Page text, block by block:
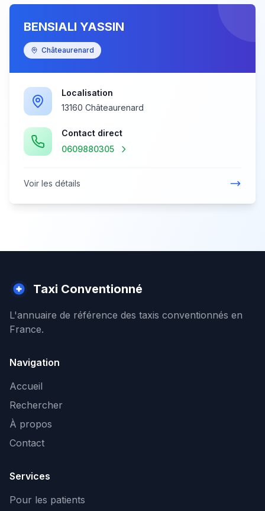
BENSIALI YASSIN
Châteaurenard
Localisation
13160 Châteaurenard
Contact direct
0609880305
Voir les détails
Taxi Conventionné
L'annuaire de référence des taxis conventionnés en
France.
Navigation
Accueil
Rechercher
À propos
Contact
Services
Pour les patients